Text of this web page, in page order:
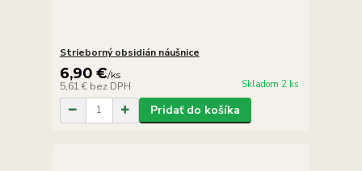
Strieborný obsidián náušnice
6,90 €/ks
5,61 € bez DPH Skladom 2 ks
Pridať do košíka